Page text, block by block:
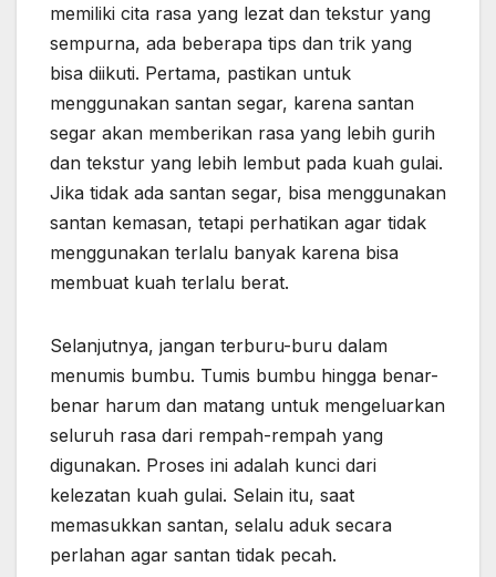
memiliki cita rasa yang lezat dan tekstur yang
sempurna, ada beberapa tips dan trik yang
bisa diikuti. Pertama, pastikan untuk
menggunakan santan segar, karena santan
segar akan memberikan rasa yang lebih gurih
dan tekstur yang lebih lembut pada kuah gulai.
Jika tidak ada santan segar, bisa menggunakan
santan kemasan, tetapi perhatikan agar tidak
menggunakan terlalu banyak karena bisa
membuat kuah terlalu berat.
Selanjutnya, jangan terburu-buru dalam
menumis bumbu. Tumis bumbu hingga benar-
benar harum dan matang untuk mengeluarkan
seluruh rasa dari rempah-rempah yang
digunakan. Proses ini adalah kunci dari
kelezatan kuah gulai. Selain itu, saat
memasukkan santan, selalu aduk secara
perlahan agar santan tidak pecah.